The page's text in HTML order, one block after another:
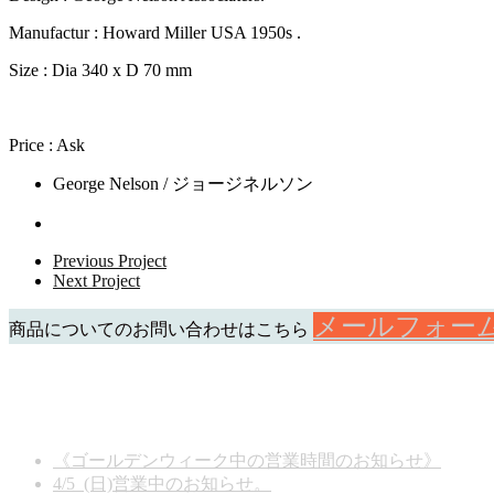
Manufactur : Howard Miller USA 1950s .
Size : Dia 340 x D 70 mm
Price : Ask
George Nelson / ジョージネルソン
Previous Project
Next Project
商品についてのお問い合わせはこちら メールフォー
《ゴールデンウィーク中の営業時間のお知らせ》
4/5 (日)営業中のお知らせ。